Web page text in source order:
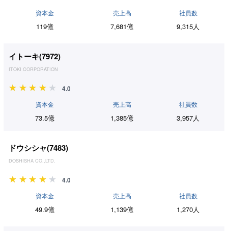
資本金
119億
売上高
7,681億
社員数
9,315人
イトーキ(7972)
ITOKI CORPORATION
4.0
資本金
73.5億
売上高
1,385億
社員数
3,957人
ドウシシャ(7483)
DOSHISHA CO.,LTD.
4.0
資本金
49.9億
売上高
1,139億
社員数
1,270人